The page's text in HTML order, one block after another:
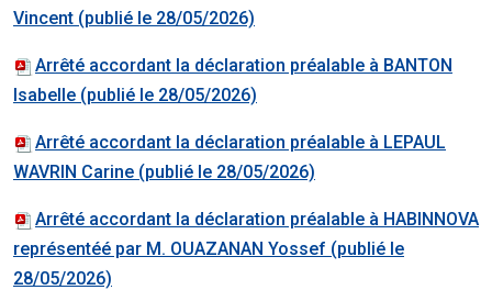
Vincent (publié le 28/05/2026)
Arrêté accordant la déclaration préalable à BANTON
Isabelle (publié le 28/05/2026)
Arrêté accordant la déclaration préalable à LEPAUL
WAVRIN Carine (publié le 28/05/2026)
Arrêté accordant la déclaration préalable à HABINNOVA
représentéé par M. OUAZANAN Yossef (publié le
28/05/2026)